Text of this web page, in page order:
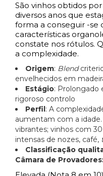
São vinhos obtidos
diversos anos que
forma a conseguir -
características
constate nos rótulos.
a complexidade.
Origem: Blend
envelhecidos em
Estágio: Prolongado
rigoroso controlo
Perfil : A
aumentam com a
vibrantes; vinhos com
intensas de nozes, café,
Classificação
Câmara de